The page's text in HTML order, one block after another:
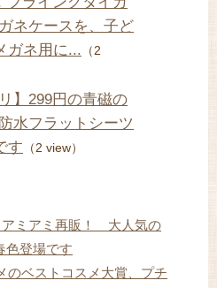
ネケースを、子ど
ガネ用に... （2
リ】299円の青磁の
水フラットシーツ
す （2 view）
ミアミ再販！ 大人気の
色登場です
のベストコスメ大賞、プチ